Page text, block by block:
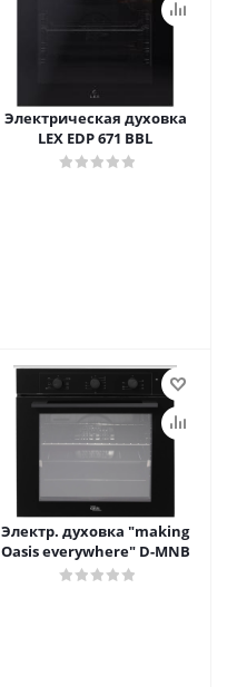
Электрическая духовка
LEX EDP 671 BBL
Электр. духовка "making
Oasis everywhere" D-MNB